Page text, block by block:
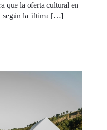
que la oferta cultural en
según la última […]